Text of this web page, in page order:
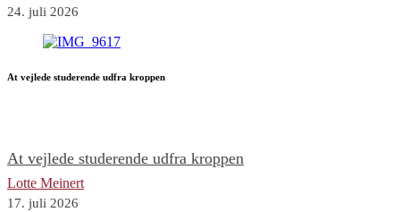
24. juli 2026
At vejlede studerende udfra kroppen
At vejlede studerende udfra kroppen
Lotte Meinert
17. juli 2026